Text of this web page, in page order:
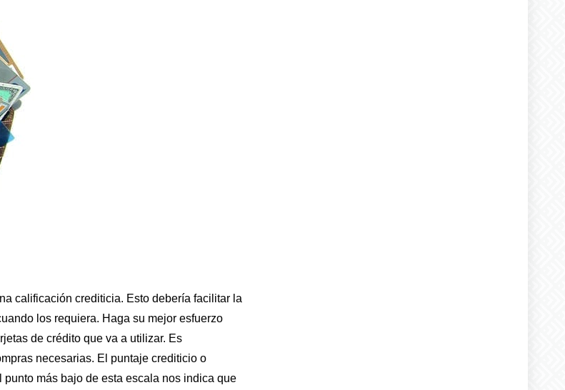
calificación crediticia. Esto debería facilitar la
los requiera. Haga su mejor esfuerzo
de crédito que va a utilizar. Es
necesarias. El puntaje crediticio o
punto más bajo de esta escala nos indica que